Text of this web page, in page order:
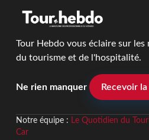
Tour Hebdo vous éclaire sur
du tourisme et de l'hospitalité.
Ne rien manquer Recevoir
Notre équipe : Le Quotidien du
Car